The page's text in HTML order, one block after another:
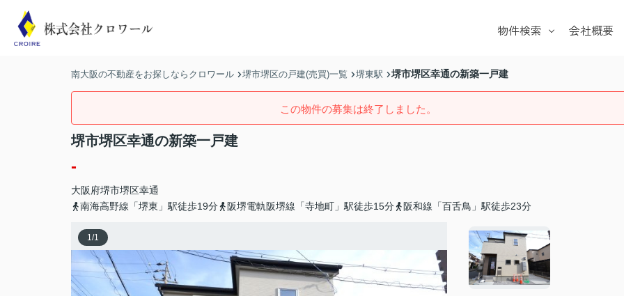
物件検索
マンション
土地
会社概要
南大阪の不動産をお探しならクロワール 堺市堺区の戸建(売買)一覧 堺東駅 堺市堺区幸通の新築一戸建
この物件の募集は終了しました。
堺市堺区幸通の新築一戸建
-
大阪府堺市堺区幸通
南海高野線「堺東」駅徒歩19分
阪堺電軌阪堺線「寺地町」駅徒歩15分 阪和線「百舌鳥」駅徒歩23分
1/1